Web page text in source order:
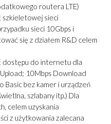
routera LTE)
szkieletowej sieci
sieci 10Gbps i
się z działem R&D celem
dostępu do internetu dla
10Mbps Download
Basic bez kamer i urządzeń
szlabany itp.) Dla
celem uzyskania
z użytkowania zalecana